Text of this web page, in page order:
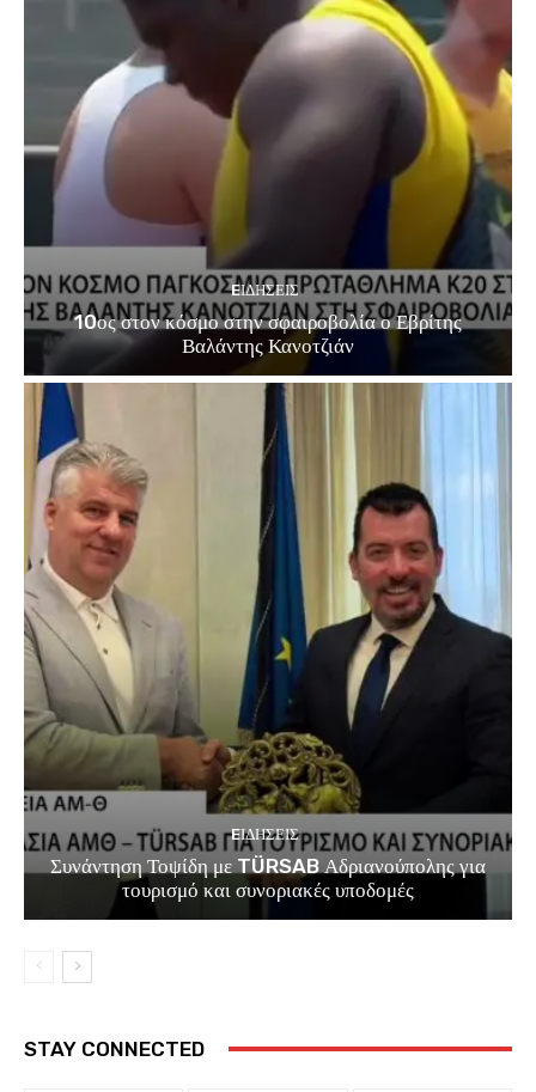
EΙΔΗΣΕΙΣ
10ος στον κόσμο στην σφαιροβολία ο Εβρίτης
Βαλάντης Κανοτζιάν
EΙΔΗΣΕΙΣ
Συνάντηση Τοψίδη με TÜRSAB Αδριανούπολης για
τουρισμό και συνοριακές υποδομές
STAY CONNECTED